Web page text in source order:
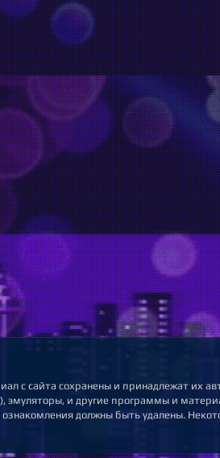
с сайта сохранены и принадлежат их
эмуляторы, и другие программы и
должны быть удалены.